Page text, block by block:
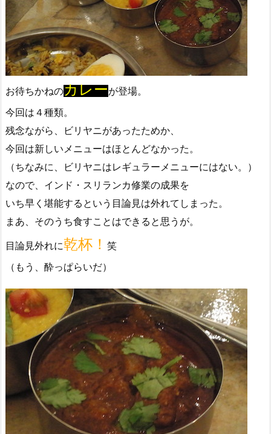
お待ちかねのカレーが登場。
今回は４種類。
残念ながら、ビリヤニがあったためか、
今回は新しいメニューはほとんどなかった。
（ちなみに、ビリヤニはレギュラーメニューにはない。）
なので、インド・スリランカ修業の成果を
いち早く堪能するという目論見は外れてしまった。
まあ、そのうち食すことはできると思うが。
目論見外れに乾杯！ 笑
（もう、酔っぱらいだ）